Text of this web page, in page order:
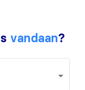
vandaan?